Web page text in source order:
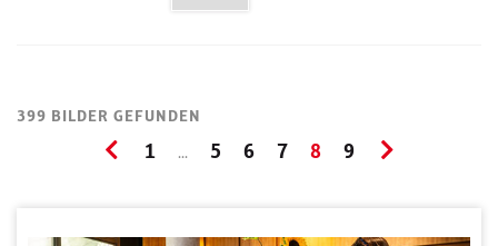
399 BILDER GEFUNDEN
1 ... 5 6 7 8 9